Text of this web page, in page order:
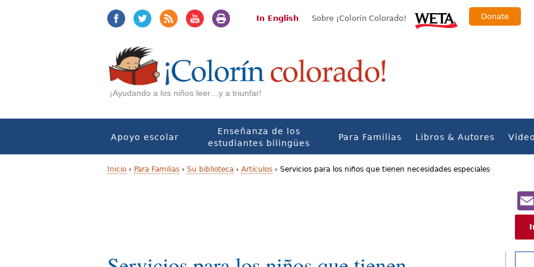
In English Sobre ¡Colorín Colorado! Donate
¡Ayudando a los niños leer…y a triunfar!
Apoyo escolar
Enseñanza de los
estudiantes bilingües
Para Familias Libros & Autores
e
Inicio › Para Familias › Su biblioteca › Artículos › Servicios para los niños que tienen necesidades especiales